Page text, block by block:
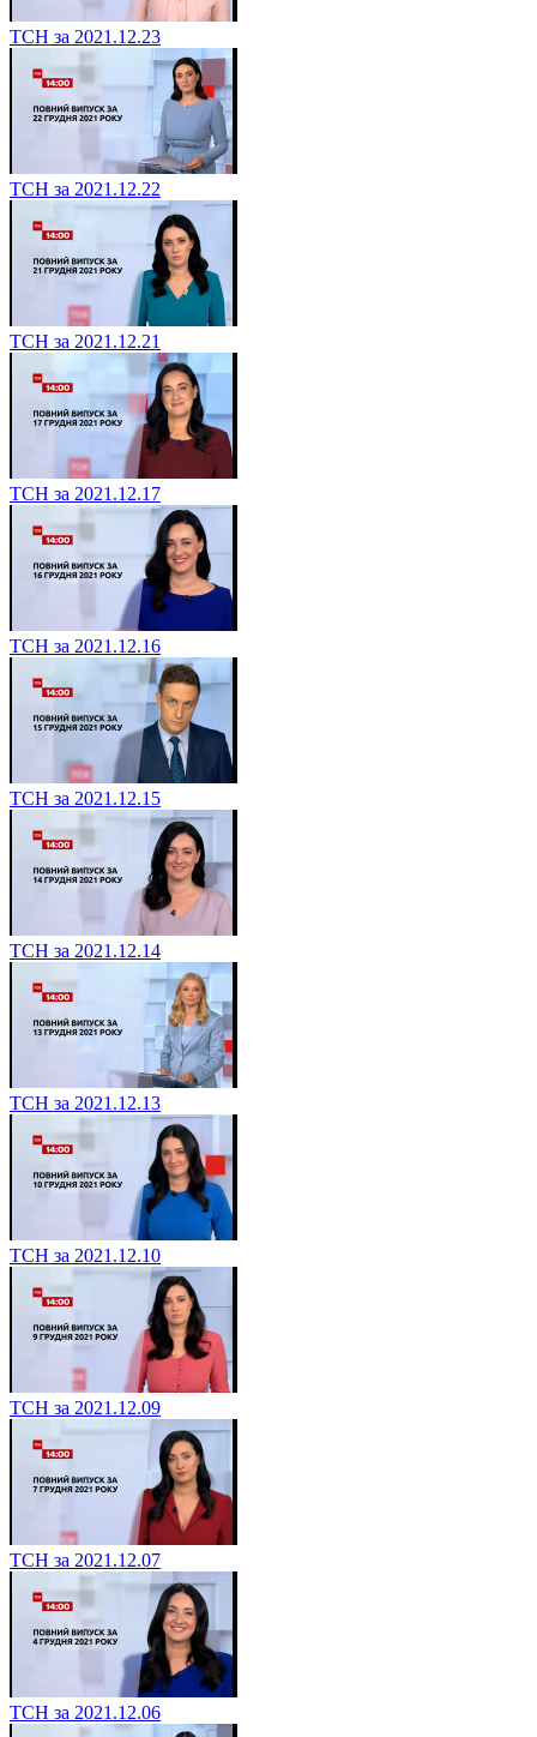
ТСН за 2021.12.23
ТСН за 2021.12.22
ТСН за 2021.12.21
ТСН за 2021.12.17
ТСН за 2021.12.16
ТСН за 2021.12.15
ТСН за 2021.12.14
ТСН за 2021.12.13
ТСН за 2021.12.10
ТСН за 2021.12.09
ТСН за 2021.12.07
ТСН за 2021.12.06